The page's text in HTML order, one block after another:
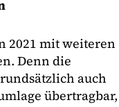
2021 mit weiteren
Denn die
auch
übertragbar,